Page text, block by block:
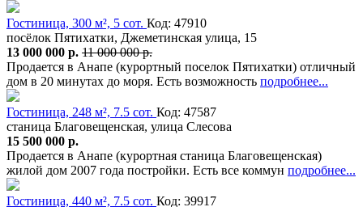
Гостиница, 300 м², 5 сот. Код: 47910
посёлок Пятихатки, Джеметинская улица, 15
13 000 000 р. 11 000 000 р.
Продается в Анапе (курортный поселок Пятихатки) отличный
дом в 20 минутах до моря. Есть возможность подробнее...
Гостиница, 248 м², 7.5 сот. Код: 47587
станица Благовещенская, улица Слесова
15 500 000 р.
Продается в Анапе (курортная станица Благовещенская)
жилой дом 2007 года постройки. Есть все коммун подробнее...
Гостиница, 440 м², 7.5 сот. Код: 39917